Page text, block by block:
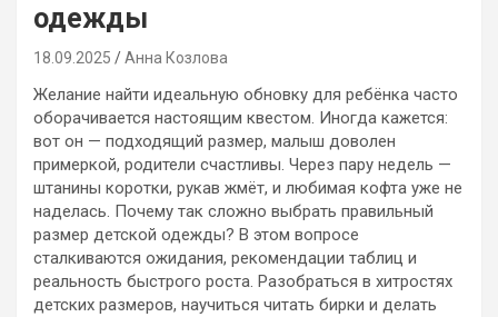
одежды
18.09.2025 Анна Козлова
Желание найти идеальную обновку для ребёнка часто
оборачивается настоящим квестом. Иногда кажется:
вот он — подходящий размер, малыш доволен
примеркой, родители счастливы. Через пару недель —
штанины коротки, рукав жмёт, и любимая кофта уже не
наделась. Почему так сложно выбрать правильный
размер детской одежды? В этом вопросе
сталкиваются ожидания, рекомендации таблиц и
реальность быстрого роста. Разобраться в хитростях
детских размеров, научиться читать бирки и делать